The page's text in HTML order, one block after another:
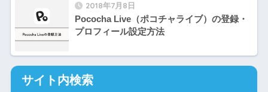
2018年7月8日
Pococha Live（ポコチャライブ）の登録・
プロフィール設定方法
サイト内検索